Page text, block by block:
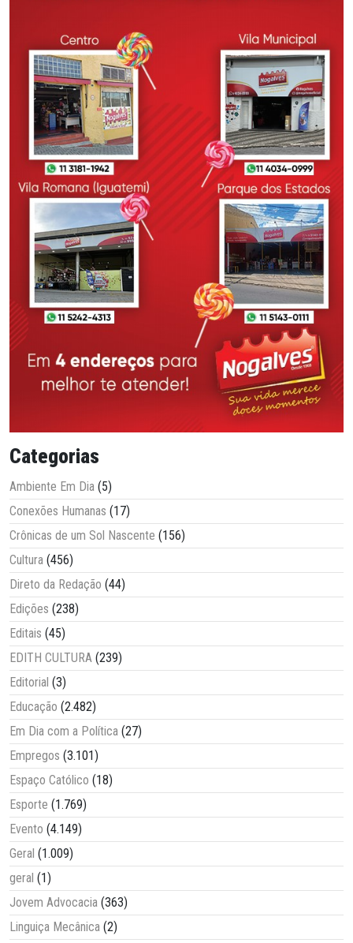
Categorias
Ambiente Em Dia (5)
Conexões Humanas (17)
Crônicas de um Sol Nascente (156)
Cultura (456)
Direto da Redação (44)
Edições (238)
Editais (45)
EDITH CULTURA (239)
Editorial (3)
Educação (2.482)
Em Dia com a Política (27)
Empregos (3.101)
Espaço Católico (18)
Esporte (1.769)
Evento (4.149)
Geral (1.009)
geral (1)
Jovem Advocacia (363)
Linguiça Mecânica (2)